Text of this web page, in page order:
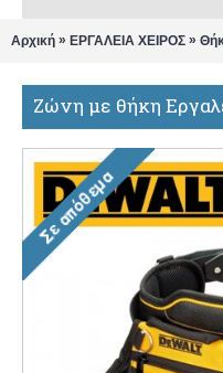
Αρχική » ΕΡΓΑΛΕΙΑ ΧΕΙΡΟΣ »
Ζώνη με θήκη